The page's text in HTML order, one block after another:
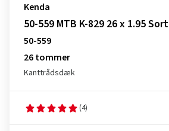
Kenda
50-559 MTB K-829 26 x 1.95 Sort
50-559
26 tommer
Kanttrådsdæk
(4)